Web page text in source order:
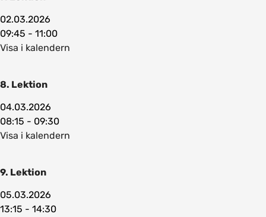
02.03.2026
09:45 - 11:00
Visa i kalendern
8. Lektion
04.03.2026
08:15 - 09:30
Visa i kalendern
9. Lektion
05.03.2026
13:15 - 14:30